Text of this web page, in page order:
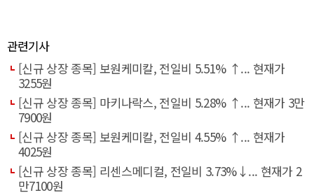
관련기사
[신규 상장 종목] 보원케미칼, 전일비 5.51% ↑... 현재가
3255원
[신규 상장 종목] 마키나락스, 전일비 5.28% ↑... 현재가 3만
7900원
[신규 상장 종목] 보원케미칼, 전일비 4.55% ↑... 현재가
4025원
[신규 상장 종목] 리센스메디컬, 전일비 3.73%↓... 현재가 2
만7100원